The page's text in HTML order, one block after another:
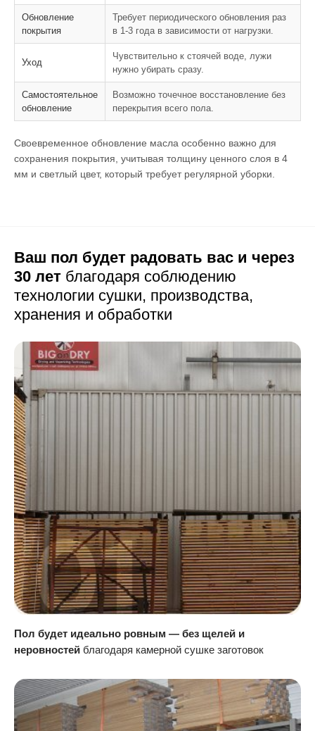
Обновление
покрытия
Требует периодического обновления раз
в 1-3 года в зависимости от нагрузки.
Уход
Чувствительно к стоячей воде, лужи
нужно убирать сразу.
Самостоятельное
обновление
Возможно точечное восстановление без
перекрытия всего пола.
Своевременное обновление масла особенно важно для
сохранения покрытия, учитывая толщину ценного слоя в 4
мм и светлый цвет, который требует регулярной уборки.
Ваш пол будет радовать вас и через
30 лет благодаря соблюдению
технологии сушки, производства,
хранения и обработки
Пол будет идеально ровным — без щелей и
неровностей благодаря камерной сушке заготовок